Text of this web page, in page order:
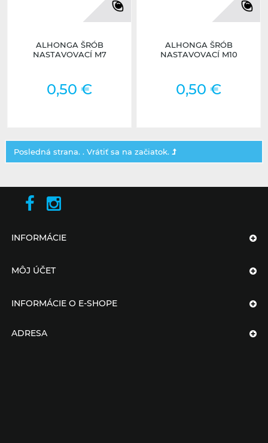
ALHONGA ŠRÓB
NASTAVOVACÍ M7
0,50 €
ALHONGA ŠRÓB
NASTAVOVACÍ M10
0,50 €
Posledná strana. . Vrátiť sa na začiatok.
INFORMÁCIE
MÔJ ÚČET
INFORMÁCIE O E-SHOPE
ADRESA